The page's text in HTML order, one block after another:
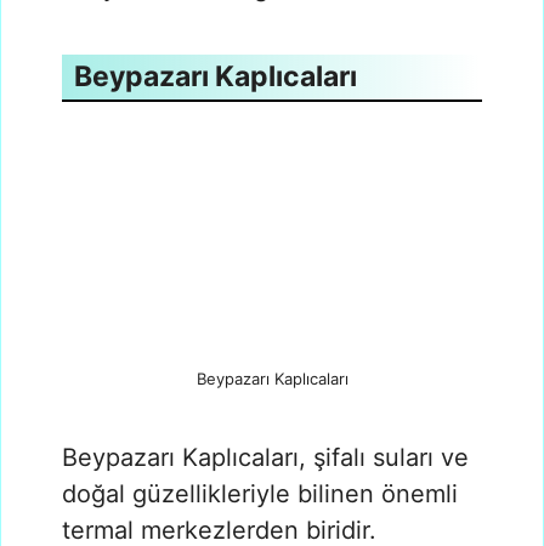
Beypazarı Kaplıcaları
Beypazarı Kaplıcaları
Beypazarı Kaplıcaları, şifalı suları ve
doğal güzellikleriyle bilinen önemli
termal merkezlerden biridir.